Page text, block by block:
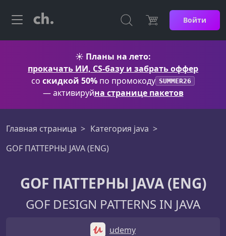
Войти
☀️ Планы на лето:
прокачать ИИ, CS-базу и забрать оффер
со скидкой 50% по промокоду SUMMER26
— активируйна странице пакетов
Главная страница
Категория java
GOF ПАТТЕРНЫ JAVA (ENG)
GOF ПАТТЕРНЫ JAVA (ENG)
GOF DESIGN PATTERNS IN JAVA
udemy